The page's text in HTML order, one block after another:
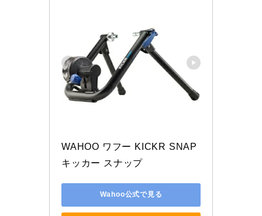
WAHOO ワフー KICKR SNAP
キッカー スナップ
Wahoo公式で見る